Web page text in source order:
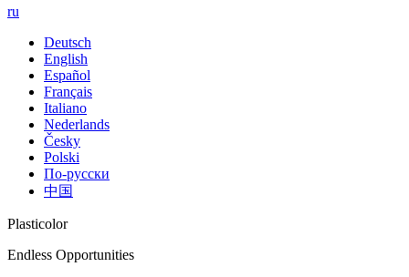
ru
Deutsch
English
Español
Français
Italiano
Nederlands
Česky
Polski
По-русски
中国
Plasticolor
Endless Opportunities